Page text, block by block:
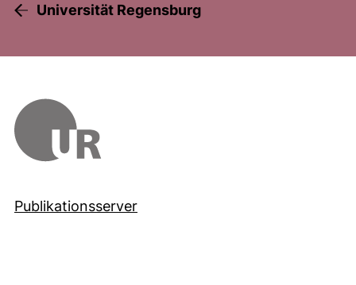
Universität Regensburg
Publikationsserver